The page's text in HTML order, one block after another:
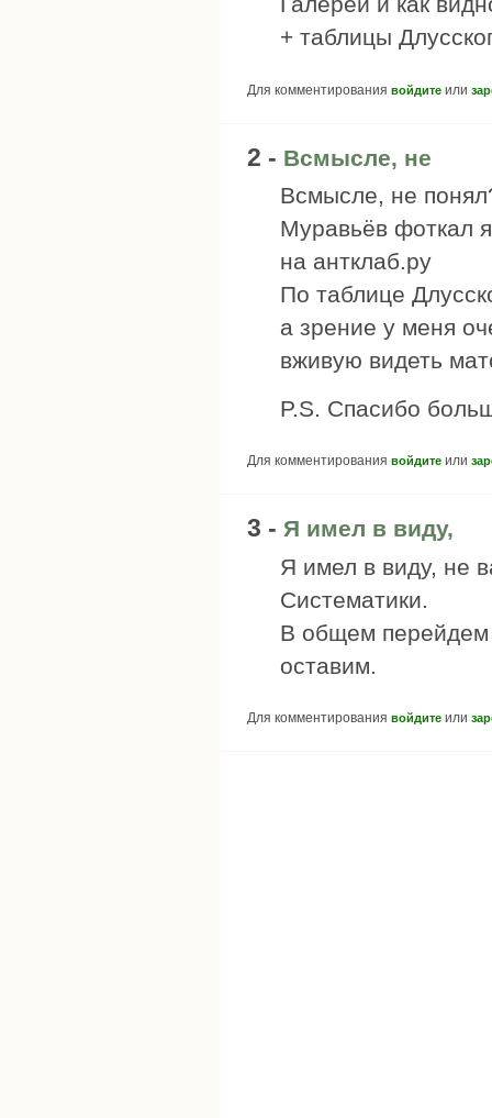
+ таблицы
Для комментирования войдите или
2 - Всмысле, не
Всмысле, не
Муравьёв фоткал
на антклаб.ру
По таблице
а зрение у меня
вживую видеть
P.S. Спасибо
Для комментирования войдите или
3 - Я имел в виду,
Я имел в виду, не
Систематики.
В общем перейдем
оставим.
Для комментирования войдите или